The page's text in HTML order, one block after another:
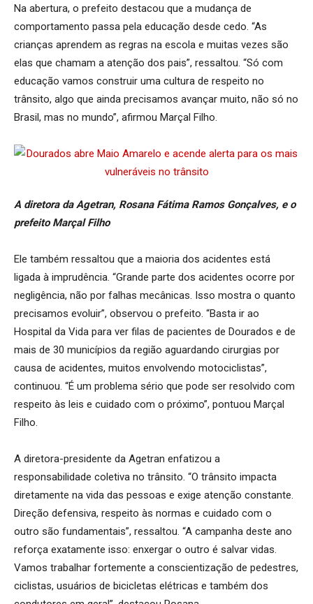
Na abertura, o prefeito destacou que a mudança de
comportamento passa pela educação desde cedo. “As
crianças aprendem as regras na escola e muitas vezes são
elas que chamam a atenção dos pais”, ressaltou. “Só com
educação vamos construir uma cultura de respeito no
trânsito, algo que ainda precisamos avançar muito, não só no
Brasil, mas no mundo”, afirmou Marçal Filho.
A diretora da Agetran, Rosana Fátima Ramos Gonçalves, e o
prefeito Marçal Filho
Ele também ressaltou que a maioria dos acidentes está
ligada à imprudência. “Grande parte dos acidentes ocorre por
negligência, não por falhas mecânicas. Isso mostra o quanto
precisamos evoluir”, observou o prefeito. “Basta ir ao
Hospital da Vida para ver filas de pacientes de Dourados e de
mais de 30 municípios da região aguardando cirurgias por
causa de acidentes, muitos envolvendo motociclistas”,
continuou. “É um problema sério que pode ser resolvido com
respeito às leis e cuidado com o próximo”, pontuou Marçal
Filho.
A diretora-presidente da Agetran enfatizou a
responsabilidade coletiva no trânsito. “O trânsito impacta
diretamente na vida das pessoas e exige atenção constante.
Direção defensiva, respeito às normas e cuidado com o
outro são fundamentais”, ressaltou. “A campanha deste ano
reforça exatamente isso: enxergar o outro é salvar vidas.
Vamos trabalhar fortemente a conscientização de pedestres,
ciclistas, usuários de bicicletas elétricas e também dos